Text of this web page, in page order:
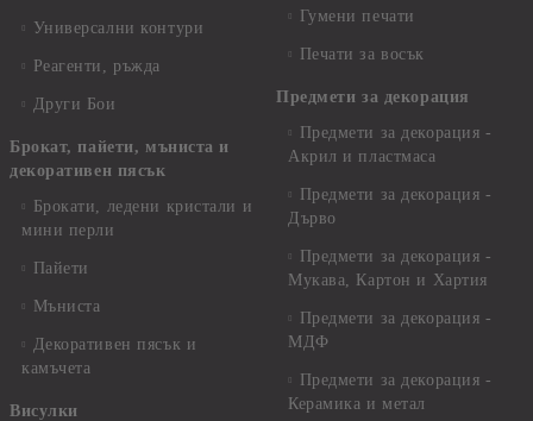
Универсални контури
Реагенти, ръжда
Други Бои
Брокат, пайети, мъниста и
декоративен пясък
Брокати, ледени кристали и
мини перли
Пайети
Мъниста
Декоративен пясък и
камъчета
Висулки
Гумени печати
Печати за восък
Предмети за декорация
Предмети за декорация -
Акрил и пластмаса
Предмети за декорация -
Дърво
Предмети за декорация -
Мукава, Картон и Хартия
Предмети за декорация -
МДФ
Предмети за декорация -
Керамика и метал